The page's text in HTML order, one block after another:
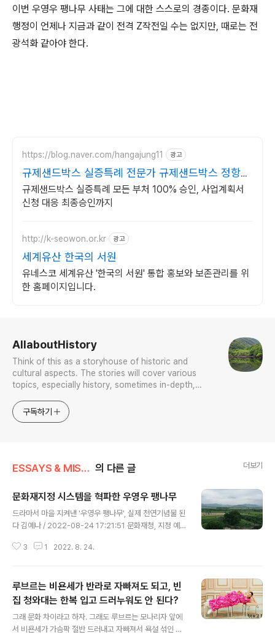
이번 우영우 팽나무 사태는 그에 대한 스스로의 경종이다. 문화재
행정이 언제나 지금과 같이 전격 Z작전일 수는 없지만, 때로는 전
광석화 같아야 한다.
https://blog.naver.com/hangajung11 광고
규제샌드박스 실증특례 전문가 규제샌드박스 정항아
행정사
규제샌드박스 실증특례 모든 부처 100% 승인, 사업계획서
신청 대응 최종승인까지
http://k-seowon.or.kr 광고
세계유산 한국의 서원
유네스코 세계유산 '한국의 서원' 통합 홍보와 보존관리를 위
한 홈페이지입니다.
AllaboutHistory
Think of this as a storyhouse of historic and
cultural aspects. The stories will cover various
topics, especially history, sometimes in-depth,
approach will be to resist any common sense or
generalized viewpoint
구독하기
ESSAYS & MISCELLANIES 의 다른 글 더보기
문화재지정 시스템을 혁파한 우영우 팽나무
드라마서 마을 지켜낸 '우영우 팽나무', 실제 천연기념물 된
다 김예나 / 2022-08-24 17:21:51 문화재청, 지정 예고
영우 팽나무′, 실제 천연기념물 된다 (서울=연합뉴스) 김예
된다. 문화재청은 24일 ＂창원시 보호수로 지정된 ′ k-od
yssey.com 이 소식을 전하며 문화재청은 아래와 같이 말
했다. 허투루 넘길 수 없는 대목이다. 지정조사를 준비하는
초기 단계에서부터 지자체와 함께 마을 주민 설명회를 진
3 1 2022. 8. 24.
루브르는 비욘세가 반라로 자빠져도 되고, 빈
집 청와대는 한복 입고 드러누워도 안 된다?
그래 문화 차이라고 하자. 그래도 루브르는 모나리자 앞에
서 비욘세가 가슴팍 절반 드러내고 자빠져서 욕설 섞인 노